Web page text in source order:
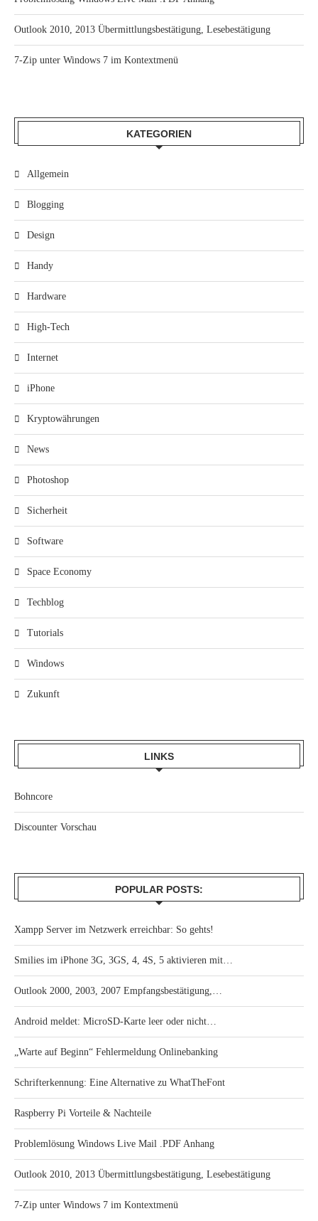
Outlook 2010, 2013 Übermittlungsbestätigung, Lesebestätigung
7-Zip unter Windows 7 im Kontextmenü
KATEGORIEN
Allgemein
Blogging
Design
Handy
Hardware
High-Tech
Internet
iPhone
Kryptowährungen
News
Photoshop
Sicherheit
Software
Space Economy
Techblog
Tutorials
Windows
Zukunft
LINKS
Bohncore
Discounter Vorschau
POPULAR POSTS:
Xampp Server im Netzwerk erreichbar: So gehts!
Smilies im iPhone 3G, 3GS, 4, 4S, 5 aktivieren mit…
Outlook 2000, 2003, 2007 Empfangsbestätigung,…
Android meldet: MicroSD-Karte leer oder nicht…
„Warte auf Beginn“ Fehlermeldung Onlinebanking
Schrifterkennung: Eine Alternative zu WhatTheFont
Raspberry Pi Vorteile & Nachteile
Problemlösung Windows Live Mail .PDF Anhang
Outlook 2010, 2013 Übermittlungsbestätigung, Lesebestätigung
7-Zip unter Windows 7 im Kontextmenü